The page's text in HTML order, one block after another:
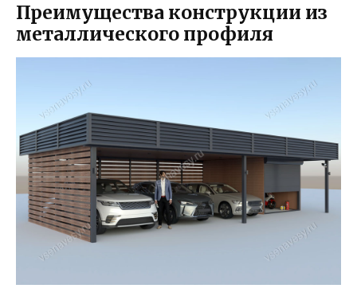
Преимущества конструкции из
металлического профиля